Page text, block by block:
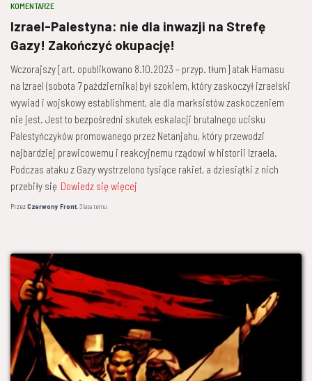
KOMENTARZE
Izrael-Palestyna: nie dla inwazji na Strefę
Gazy! Zakończyć okupację!
Wczorajszy [art. opublikowano 8.10.2023 – przyp. tłum] atak Hamasu
na Izrael (sobota 7 października) był szokiem, który zaskoczył izraelski
wywiad i wojskowy establishment, ale dla marksistów zaskoczeniem
nie jest. Jest to bezpośredni skutek eskalacji brutalnego ucisku
Palestyńczyków promowanego przez Netanjahu, który przewodzi
najbardziej prawicowemu i reakcyjnemu rządowi w historii Izraela.
Podczas ataku z Gazy wystrzelono tysiące rakiet, a dziesiątki z nich
przebiły się Dowiedz się więcej
PrzezCzerwony Front,3 latatemu